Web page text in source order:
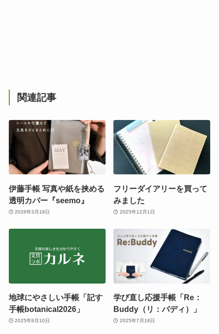
関連記事
伊藤手帳 写真や紙を挟める
透明カバー『seemo』
2026年3月18日
フリーダイアリーを買って
みました
2025年12月1日
地球にやさしい手帳「記す
手帳botanical2026」
2025年9月10日
学び直し応援手帳「Re：
Buddy（リ：バディ）」
2025年7月18日